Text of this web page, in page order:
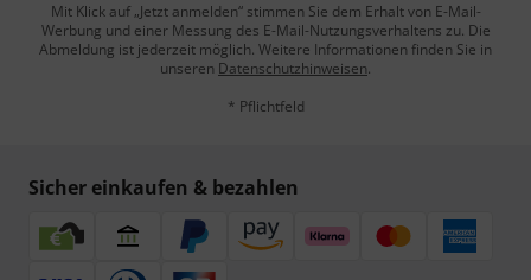
Mit Klick auf „Jetzt anmelden“ stimmen Sie dem Erhalt von E-Mail-
Werbung und einer Messung des E-Mail-Nutzungsverhaltens zu. Die
Abmeldung ist jederzeit möglich. Weitere Informationen finden Sie in
unseren Datenschutzhinweisen.
* Pflichtfeld
Sicher einkaufen & bezahlen